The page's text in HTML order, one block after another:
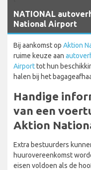
NATIONAL
National Airport
Bij aankomst op Aktion
ruime keuze aan
Airporttot hun
halen bij het
Handige
van een
Aktion
Extra bestuurders
huurovereenkomst
eisen voldoen als de